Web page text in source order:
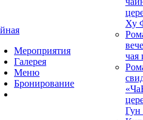
Мероприятия
Галерея
Меню
Бронирование
Ху